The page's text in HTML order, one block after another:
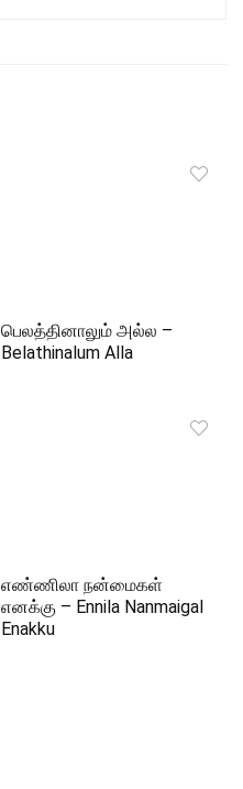
பெலத்தினாலும் அல்ல –
Belathinalum Alla
எண்ணிலா நன்மைகள்
எனக்கு – Ennila Nanmaigal
Enakku